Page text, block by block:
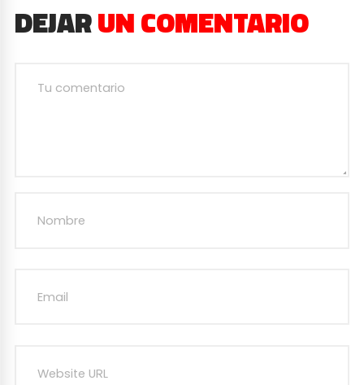
DEJARUN COMENTARIO